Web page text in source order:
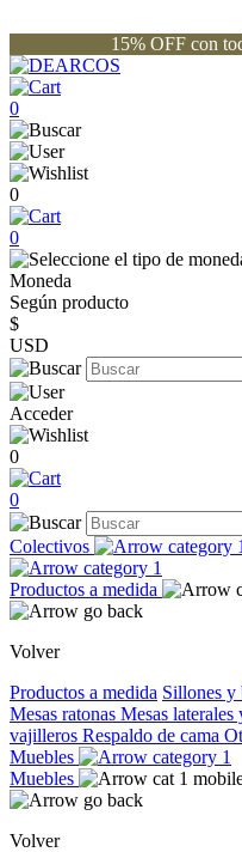
15% OFF con
0
0
0
Moneda
Según producto
$
USD
Acceder
0
0
Colectivos
Productos a medida
Volver
Productos a medida Sillones y
Mesas ratonas Mesas laterales
vajilleros Respaldo de cama
Muebles
Muebles
Volver